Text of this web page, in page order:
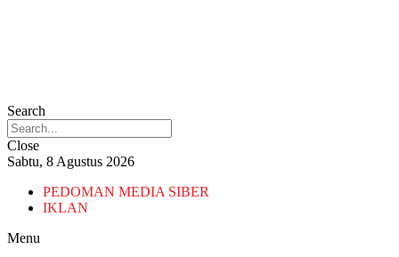
Search
Close
Sabtu, 8 Agustus 2026
PEDOMAN MEDIA SIBER
IKLAN
Menu